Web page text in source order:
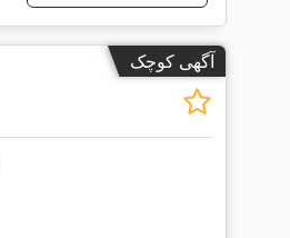
آگهی کوچک